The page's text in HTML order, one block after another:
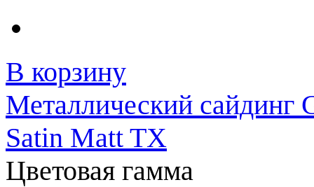
В корзину
Металлический сайдинг
Satin Matt TX
Цветовая гамма